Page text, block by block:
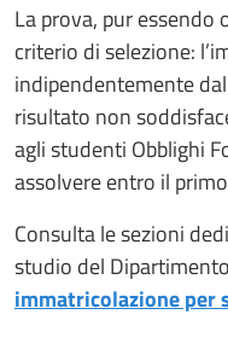
La prova, pur
criterio di selezione:
indipendentemente
risultato non
agli studenti Obblighi
assolvere entro il
Consulta le sezioni
studio del
immatricolazione